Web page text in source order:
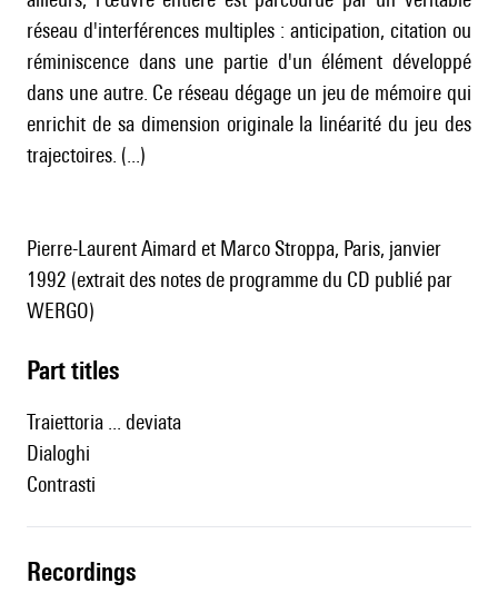
réseau d'interférences multiples : anticipation, citation ou
réminiscence dans une partie d'un élément développé
dans une autre. Ce réseau dégage un jeu de mémoire qui
enrichit de sa dimension originale la linéarité du jeu des
trajectoires. (...)
Pierre-Laurent Aimard et Marco Stroppa, Paris, janvier
1992 (extrait des notes de programme du CD publié par
WERGO)
Part titles
Traiettoria ... deviata
Dialoghi
Contrasti
recordings